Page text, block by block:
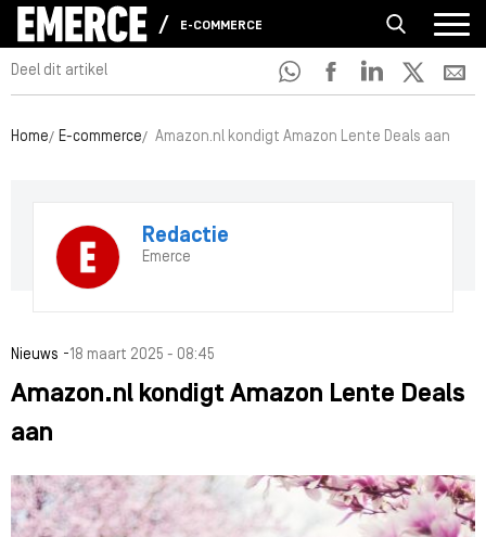
E-COMMERCE
Deel dit artikel
Home E-commerce Amazon.nl kondigt Amazon Lente Deals aan
Redactie
Emerce
Nieuws -18 maart 2025 - 08:45
Amazon.nl kondigt Amazon Lente Deals
aan